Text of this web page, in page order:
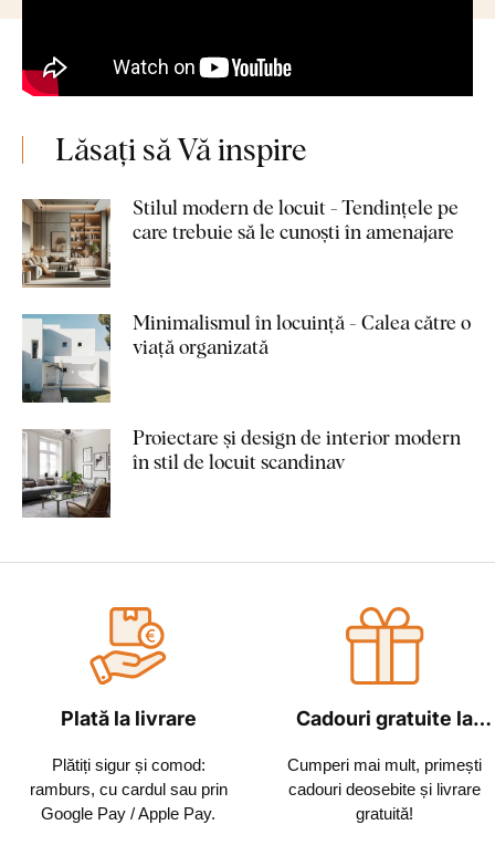
Lăsați să Vă inspire
Stilul modern de locuit - Tendințele pe
care trebuie să le cunoști în amenajare
Minimalismul în locuință - Calea către o
viață organizată
Proiectare și design de interior modern
în stil de locuit scandinav
Plată la livrare
Plătiți sigur și comod:
ramburs, cu cardul sau prin
Google Pay / Apple Pay.
Cadouri gratuite la
Cumperi mai mult, primești
cadouri deosebite și livrare
gratuită!